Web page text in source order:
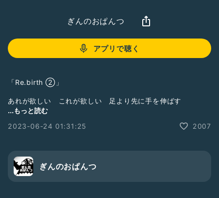
ぎんのおぱんつ
アプリで聴く
「Re.birth ②」
あれが欲しい これが欲しい 足より先に手を伸ばす
嘆かわしい いかがわしい 愛より金に手を伸ばす
脚元固めず フラフラ 誤魔化す
パチモノばかりで 痛いリアル
借り物の力で 威張り散らす
...もっと読む
2023-06-24 01:31:25
2007
ぎんのおぱんつ